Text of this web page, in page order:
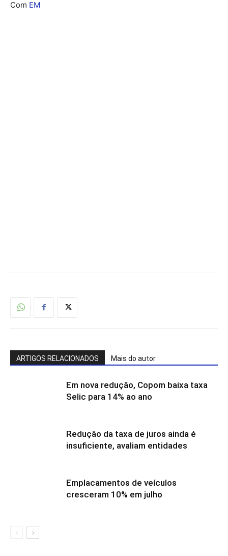
Com EM
ARTIGOS RELACIONADOS Mais do autor
Em nova redução, Copom baixa taxa
Selic para 14% ao ano
Redução da taxa de juros ainda é
insuficiente, avaliam entidades
Emplacamentos de veículos
cresceram 10% em julho